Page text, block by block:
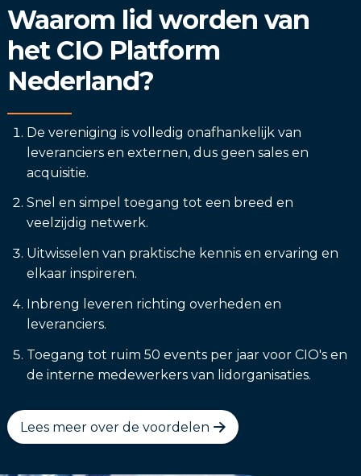
Waarom lid worden van
het CIO Platform
Nederland?
De vereniging is volledig onafhankelijk van
leveranciers en externen, dus geen sales en
acquisitie.
Snel en simpel toegang tot een breed en
veelzijdig netwerk.
Uitwisselen van praktische kennis en ervaring en
elkaar inspireren.
Inbreng leveren richting overheden en
leveranciers.
Toegang tot ruim 50 events per jaar voor CIO's en
de interne medewerkers van lidorganisaties.
Lees meer over de voordelen